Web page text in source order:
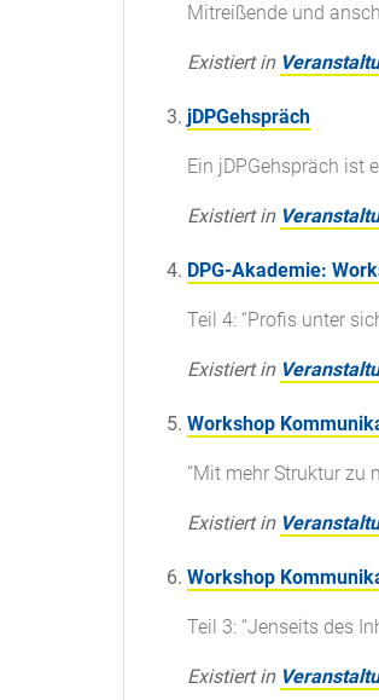
Mitreißende und
Existiert in
jDPGehspräch
Ein jDPGehspräch ist
Existiert in
DPG-Akademie:
Teil 4: “Profis unter
Existiert in
Workshop
“Mit mehr Struktur zu
Existiert in
Workshop
Teil 3: “Jenseits des
Existiert in